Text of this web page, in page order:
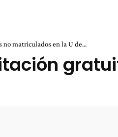
matriculados en la U de...